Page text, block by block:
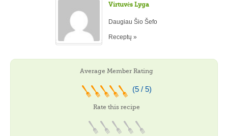
Virtuvės Lyga
Daugiau Šio Šefo
Receptų »
Average Member Rating
(5 / 5)
Rate this recipe